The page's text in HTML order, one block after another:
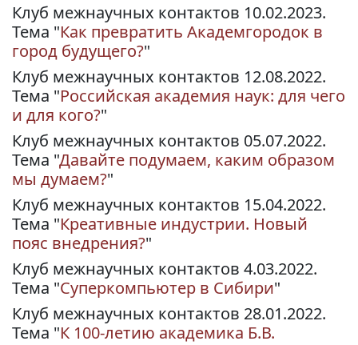
Клуб межнаучных контактов 10.02.2023.
Тема "Как превратить Академгородок в
город будущего?"
Клуб межнаучных контактов 12.08.2022.
Тема "Российская академия наук: для чего
и для кого?"
Клуб межнаучных контактов 05.07.2022.
Тема "Давайте подумаем, каким образом
мы думаем?"
Клуб межнаучных контактов 15.04.2022.
Тема "Креативные индустрии. Новый
пояс внедрения?"
Клуб межнаучных контактов 4.03.2022.
Тема "Суперкомпьютер в Сибири"
Клуб межнаучных контактов 28.01.2022.
Тема "К 100-летию академика Б.В.